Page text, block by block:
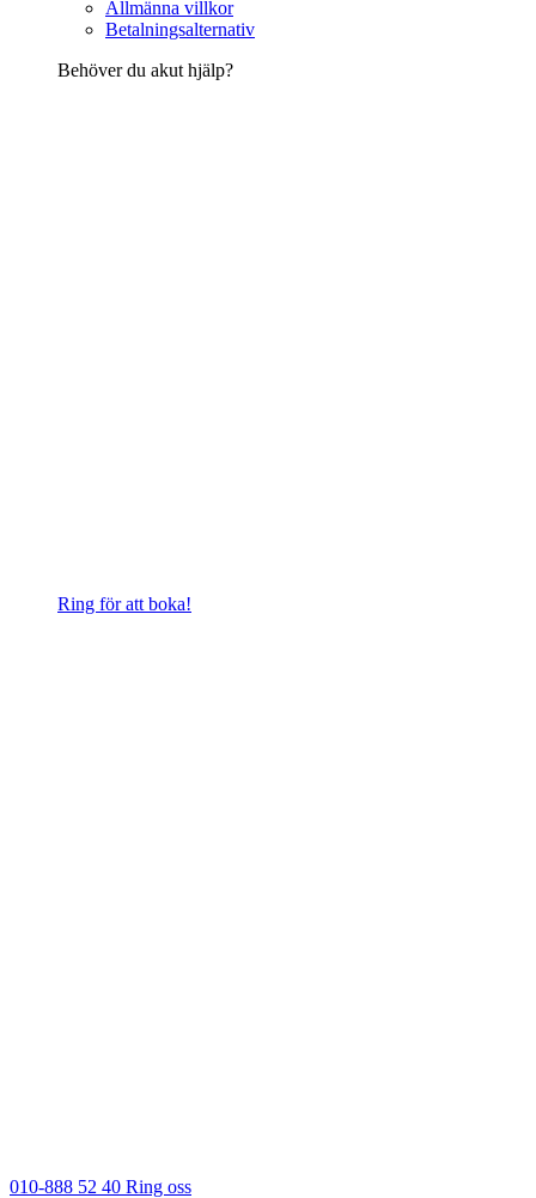
Allmänna villkor
Betalningsalternativ
Behöver du akut hjälp?
Ring för att boka!
010-888 52 40 Ring oss